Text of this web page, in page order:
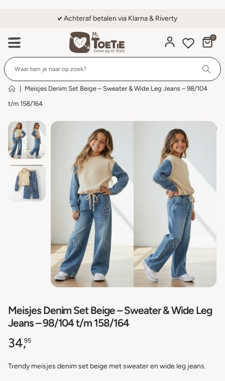
Achteraf betalen via Klarna & Riverty
0
Meisjes Denim Set Beige – Sweater & Wide Leg Jeans – 98/104
t/m 158/164
Meisjes Denim Set Beige – Sweater & Wide Leg
Jeans – 98/104 t/m 158/164
34,95
Trendy meisjes denim set beige met sweater en wide leg jeans.